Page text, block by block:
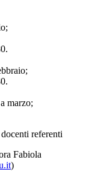
marzo;
referenti
Fabiola
)